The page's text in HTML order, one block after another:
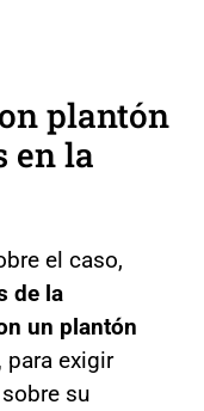
plantón
en la
el caso,
de la
un plantón
para exigir
su